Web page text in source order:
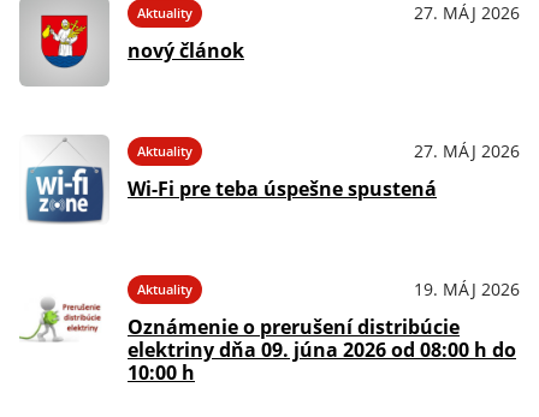
Aktuality 27. MÁJ 2026
nový článok
Aktuality 27. MÁJ 2026
Wi-Fi pre teba úspešne spustená
Aktuality 19. MÁJ 2026
Oznámenie o prerušení distribúcie
elektriny dňa 09. júna 2026 od 08:00 h do
10:00 h